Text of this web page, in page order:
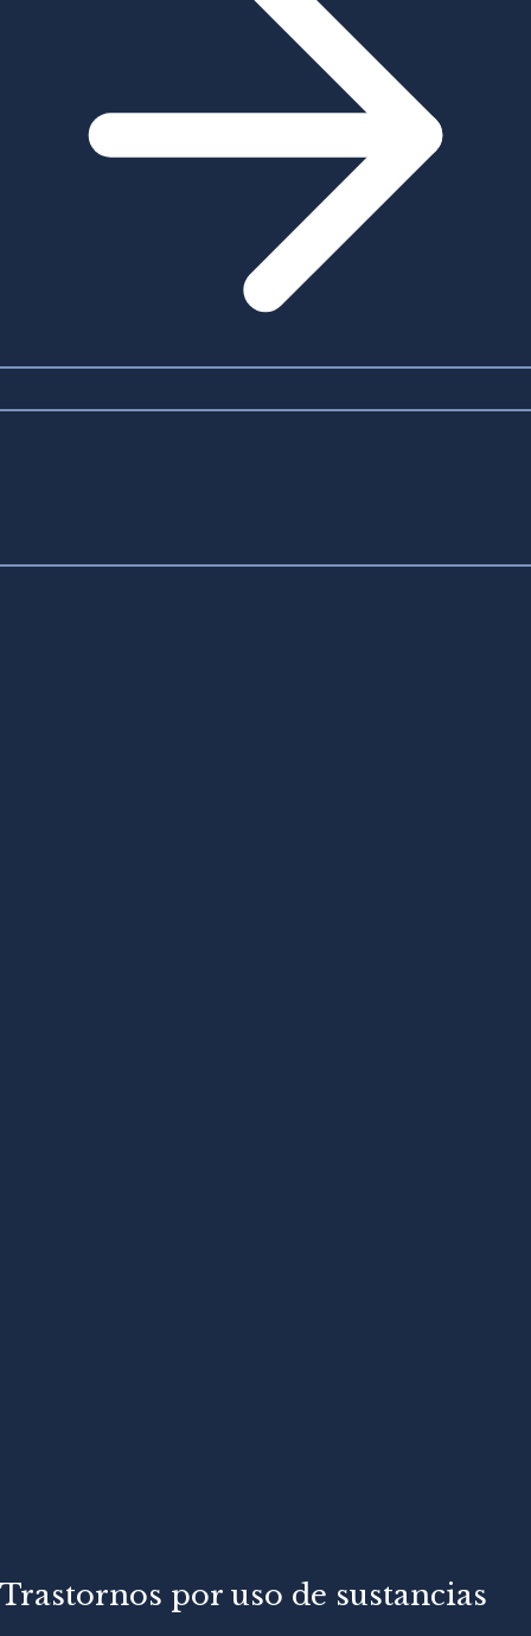
Trastornos por uso de sustancias